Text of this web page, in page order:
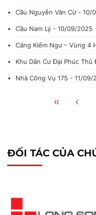
Cầu Nguyễn Văn Cừ - 10/
Cầu Nam Lý - 10/09/2025
Cảng Kiểm Ngư – Vùng 4
Khu Dân Cư Đại Phúc
Nhà Công Vụ 175 - 11/09/
ĐỐI TÁC CỦA